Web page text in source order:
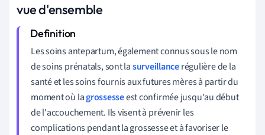
vue d'ensemble
Les soins antepartum, également connus sous le nom
de soins prénatals, sont lasurveillancerégulière de la
santé et les soins fournis aux futures mères à partir du
moment où lagrossesseest confirmée jusqu'au début
de l'accouchement. Ils visent à prévenir les
complications pendant la grossesse et à favoriser le